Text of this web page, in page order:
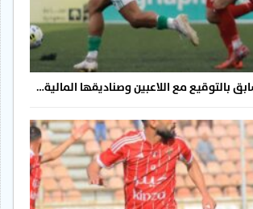
بالتوقيع مع اللاعبين وصناديقها المالية…